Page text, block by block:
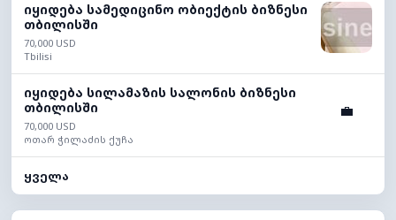
იყიდება სამედიცინო ობიექტის ბიზნესი
თბილისში
70,000 USD
Tbilisi
იყიდება სილამაზის სალონის ბიზნესი
თბილისში
70,000 USD
ოთარ ჭილაძის ქუჩა
💼
ყველა